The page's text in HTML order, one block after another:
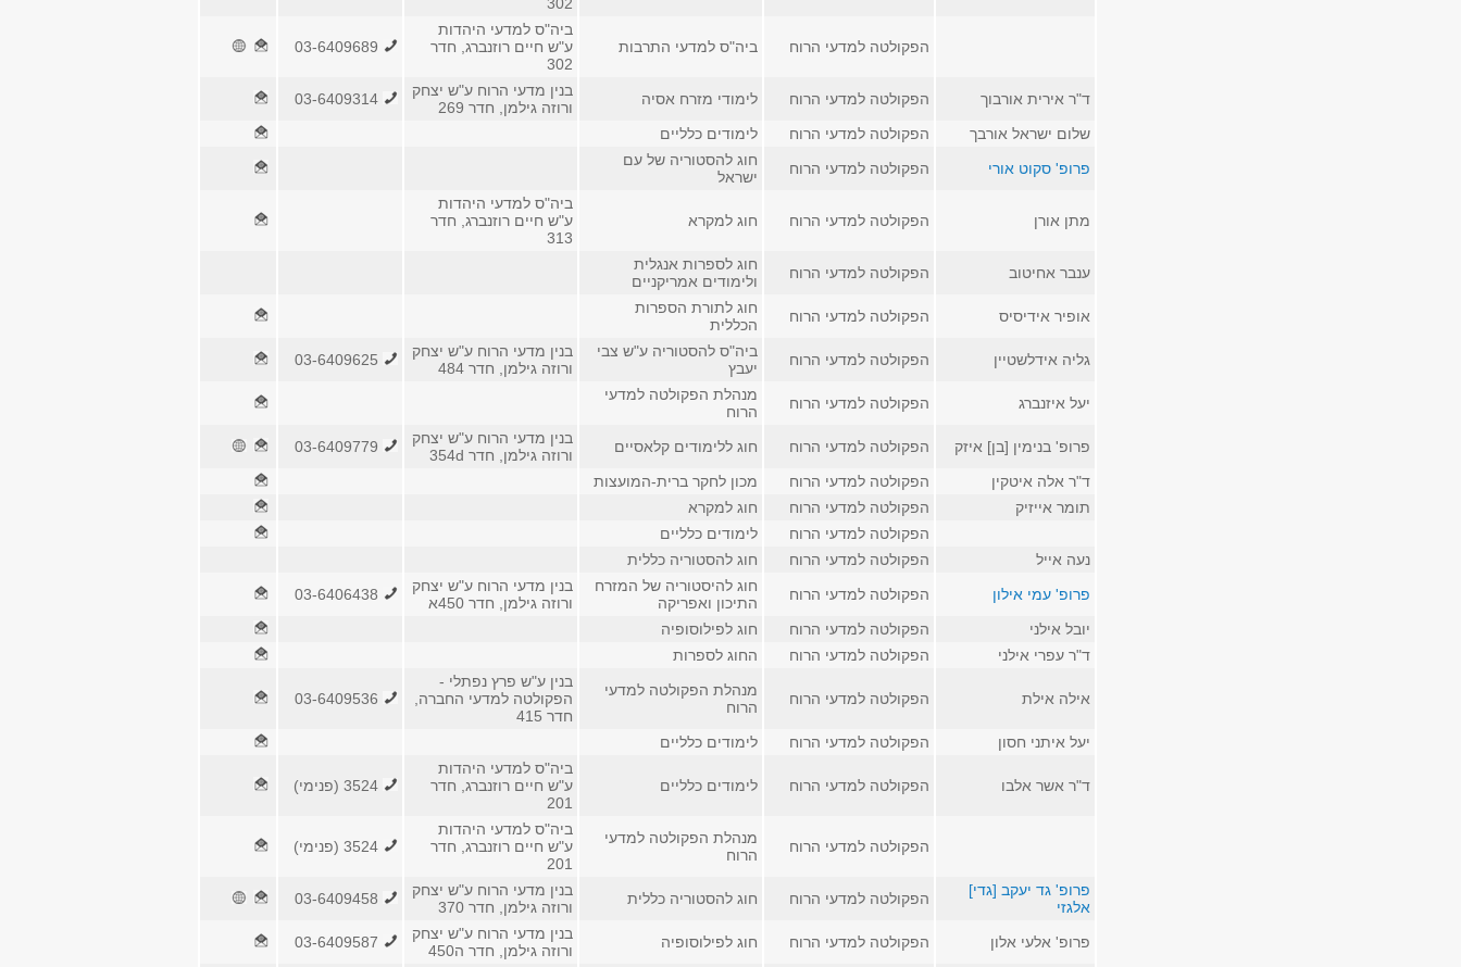
הפקולטה למדעי הרוח ביה"ס למדעי התרבות
ביה"ס למדעי היהדות
ע"ש חיים רוזנברג, חדר
302
ד"ר אירית אורבוך הפקולטה למדעי הרוח לימודי מזרח אסיה
בנין מדעי הרוח ע"ש יצחק
ורוזה גילמן, חדר 269
שלום ישראל אורבך
הפקולטה למדעי הרוח
לימודים כלליים
פרופ' סקוט אורי
הפקולטה למדעי הרוח
חוג להסטוריה של עם
ישראל
מתן אורן הפקולטה למדעי הרוח חוג למקרא
ביה"ס למדעי היהדות
ע"ש חיים רוזנברג, חדר
313
ענבר אחיטוב
הפקולטה למדעי הרוח
חוג לספרות אנגלית
ולימודים אמריקניים
אופיר אידיסיס
הפקולטה למדעי הרוח
חוג לתורת הספרות
הכללית
גליה אידלשטיין
הפקולטה למדעי הרוח
ביה"ס להסטוריה ע"ש צבי
יעבץ
בנין מדעי הרוח ע"ש יצחק
ורוזה גילמן, חדר 484
יעל איזנברג הפקולטה למדעי הרוח
מנהלת הפקולטה למדעי
הרוח
פרופ' בנימין [בן] איזק
הפקולטה למדעי הרוח חוג ללימודים קלאסיים
בנין מדעי הרוח ע"ש יצחק
ורוזה גילמן, חדר 354d
ד"ר אלה איטקין
הפקולטה למדעי הרוח
מכון לחקר ברית-המועצות
תומר אייזיק
הפקולטה למדעי הרוח
חוג למקרא
הפקולטה למדעי הרוח
לימודים כלליים
נעה אייל
הפקולטה למדעי הרוח
חוג להסטוריה כללית
פרופ' עמי אילון
הפקולטה למדעי הרוח
חוג להיסטוריה של המזרח
התיכון ואפריקה
בנין מדעי הרוח ע"ש יצחק
ורוזה גילמן, חדר 450א
יובל אילני
הפקולטה למדעי הרוח
חוג לפילוסופיה
ד"ר עפרי אילני
הפקולטה למדעי הרוח החוג לספרות
אילה אילת הפקולטה למדעי הרוח
מנהלת הפקולטה למדעי
הרוח
בנין ע"ש פרץ נפתלי -
הפקולטה למדעי החברה,
חדר 415
יעל איתני חסון הפקולטה למדעי הרוח לימודים כלליים
ד"ר אשר אלבו הפקולטה למדעי הרוח לימודים כלליים
ביה"ס למדעי היהדות
ע"ש חיים רוזנברג, חדר
201
הפקולטה למדעי הרוח
מנהלת הפקולטה למדעי
הרוח
ביה"ס למדעי היהדות
ע"ש חיים רוזנברג, חדר
201
פרופ' גד יעקב [גדי]
אלגזי
הפקולטה למדעי הרוח חוג להסטוריה כללית
בנין מדעי הרוח ע"ש יצחק
ורוזה גילמן, חדר 370
פרופ' אלעי אלון הפקולטה למדעי הרוח חוג לפילוסופיה
בנין מדעי הרוח ע"ש יצחק
ורוזה גילמן, חדר ה450